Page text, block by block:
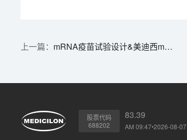
mRNA疫苗试验设计&美迪西mRNA肿瘤疫苗研发服务平台
股票代码
688202
83.39
AM 09:47•2026-08-07